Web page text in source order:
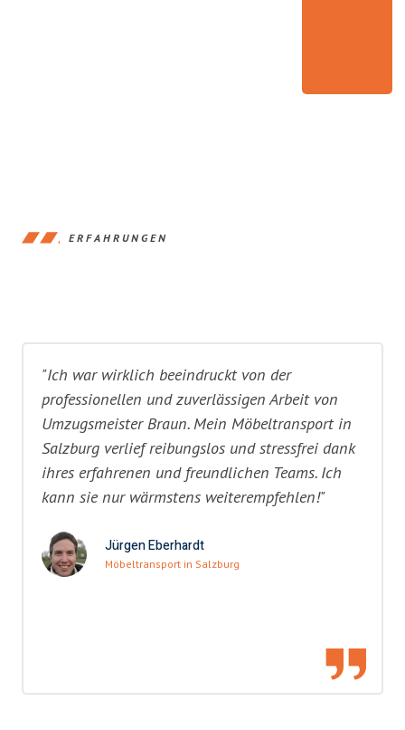
ERFAHRUNGEN
"Ich war wirklich beeindruckt von der
professionellen und zuverlässigen Arbeit von
Umzugsmeister Braun. Mein Möbeltransport in
Salzburg verlief reibungslos und stressfrei dank
ihres erfahrenen und freundlichen Teams. Ich
kann sie nur wärmstens weiterempfehlen!"
Jürgen Eberhardt
Möbeltransport in Salzburg